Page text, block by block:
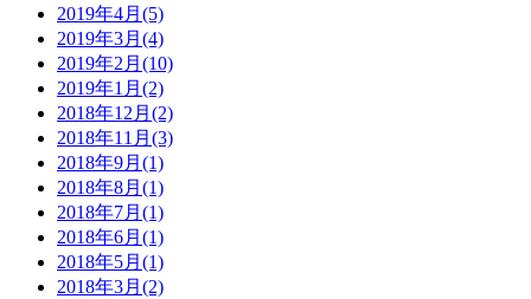
2019年4月 (5)
2019年3月 (4)
2019年2月 (10)
2019年1月 (2)
2018年12月 (2)
2018年11月 (3)
2018年9月 (1)
2018年8月 (1)
2018年7月 (1)
2018年6月 (1)
2018年5月 (1)
2018年3月 (2)